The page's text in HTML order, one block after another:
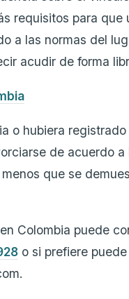
requisitos para que
a las normas del
acudir de forma
o hubiera
de acuerdo a
menos que se
Colombia puede
o si prefiere